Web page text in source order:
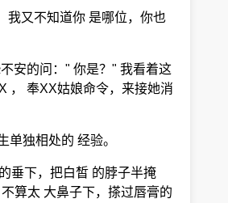
我又不知道你 是哪位，你也
安的问：" 你是？" 我看着这
， 奉XX姑娘命令，来接她消
独相处的 经验。
垂下，把白皙 的脖子半掩
算太 大鼻子下，搽过唇膏的